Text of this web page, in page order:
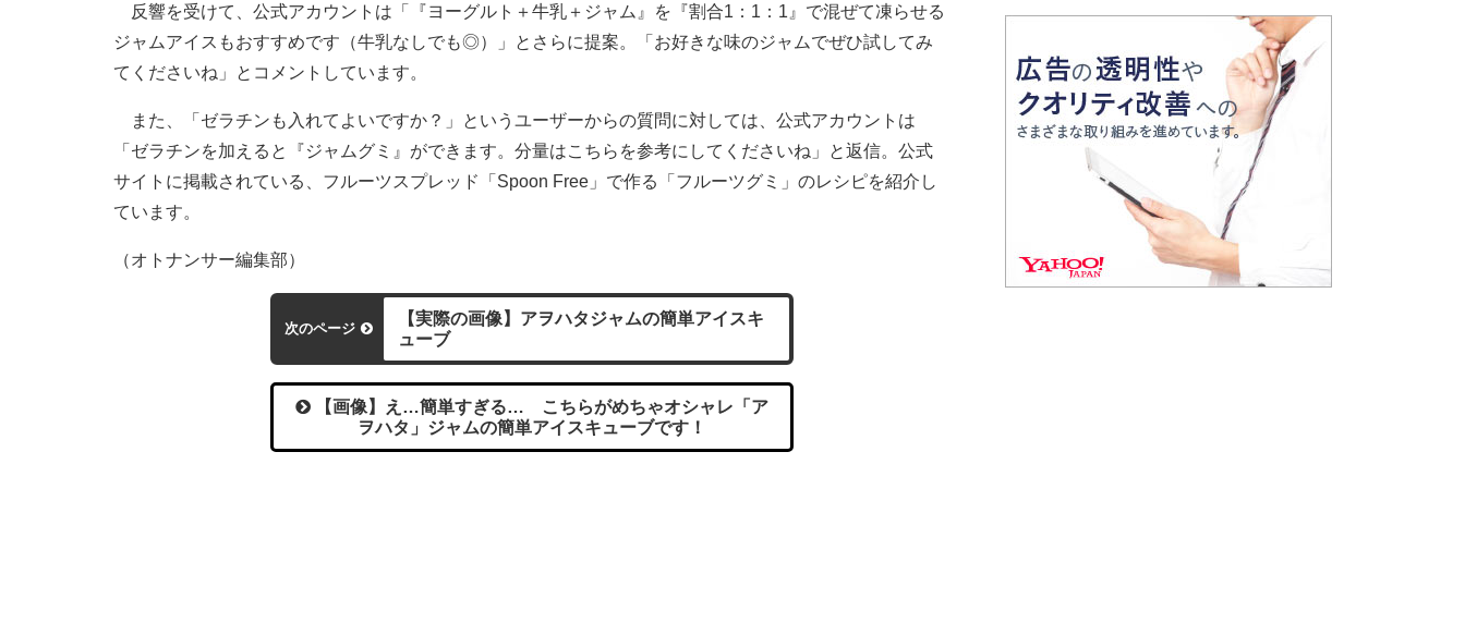
反響を受けて、公式アカウントは「『ヨーグルト＋牛乳＋ジャム』を『割合1：1：1』で混ぜて凍らせる
ジャムアイスもおすすめです（牛乳なしでも◎）」とさらに提案。「お好きな味のジャムでぜひ試してみ
てくださいね」とコメントしています。
また、「ゼラチンも入れてよいですか？」というユーザーからの質問に対しては、公式アカウントは
「ゼラチンを加えると『ジャムグミ』ができます。分量はこちらを参考にしてくださいね」と返信。公式
サイトに掲載されている、フルーツスプレッド「Spoon Free」で作る「フルーツグミ」のレシピを紹介し
ています。
（オトナンサー編集部）
次のページ
【実際の画像】アヲハタジャムの簡単アイスキ
ューブ
【画像】え…簡単すぎる… こちらがめちゃオシャレ「ア
ヲハタ」ジャムの簡単アイスキューブです！